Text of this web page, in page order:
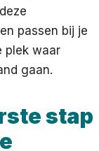
passen bij je
plek waar
gaan.
stap